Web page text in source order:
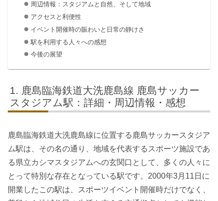
周辺情報：スタジアムと自然、そして地域
アクセスと利便性
イベント開催時の賑わいと日常の静けさ
駅を利用する人々への感想
今後の展望
鹿島臨海鉄道大洗鹿島線 鹿島サッカー
スタジアム駅：詳細・周辺情報・感想
鹿島臨海鉄道大洗鹿島線に位置する鹿島サッカースタジア
ム駅は、その名の通り、地域を代表するスポーツ施設であ
る県立カシマスタジアムへの玄関口として、多くの人々に
とって特別な存在となっている駅です。2000年3月11日に
開業したこの駅は、スポーツイベント開催時だけでなく、